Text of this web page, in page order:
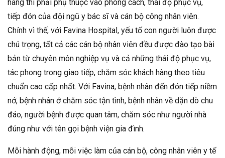
hàng thì phải phụ thuộc vào phong cách, thái độ phục vụ,
tiếp đón của đội ngũ y bác sĩ và cán bộ công nhân viên.
Chính vì thế, với Favina Hospital, yếu tố con người luôn được
chú trọng, tất cả các cán bộ nhân viên đều được đào tạo bài
bản từ chuyên môn nghiệp vụ và cả những thái độ phục vụ,
tác phong trong giao tiếp, chăm sóc khách hàng theo tiêu
chuẩn cao cấp nhất. Với Favina, bệnh nhân đến đón tiếp niềm
nở, bệnh nhân ở chăm sóc tận tình, bệnh nhân về dặn dò chu
đáo, người bệnh được quan tâm, chăm sóc như người nhà
đúng như với tên gọi bệnh viện gia đình.
Mỗi hành động, mỗi việc làm của cán bộ, công nhân viên y tế